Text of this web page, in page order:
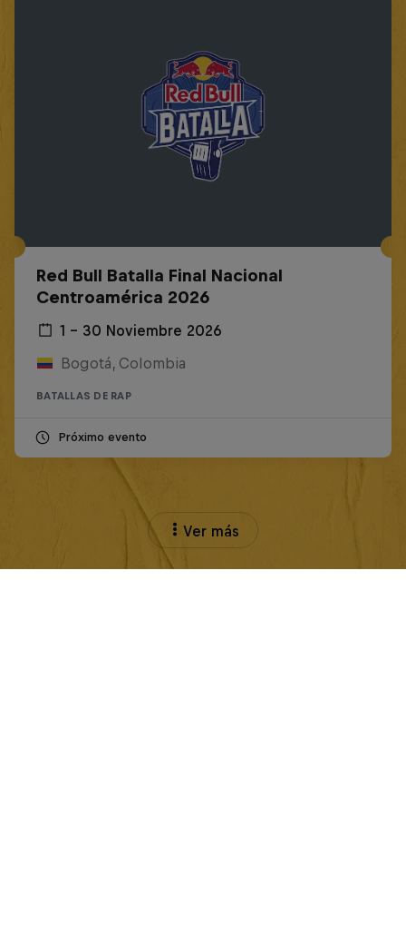
Red Bull Batalla Final Nacional
Centroamérica 2026
1 – 30 Noviembre 2026
Bogotá, Colombia
BATALLAS DE RAP
Próximo evento
Ver más